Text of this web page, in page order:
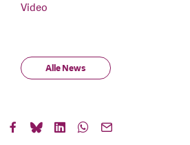
Video
Alle News